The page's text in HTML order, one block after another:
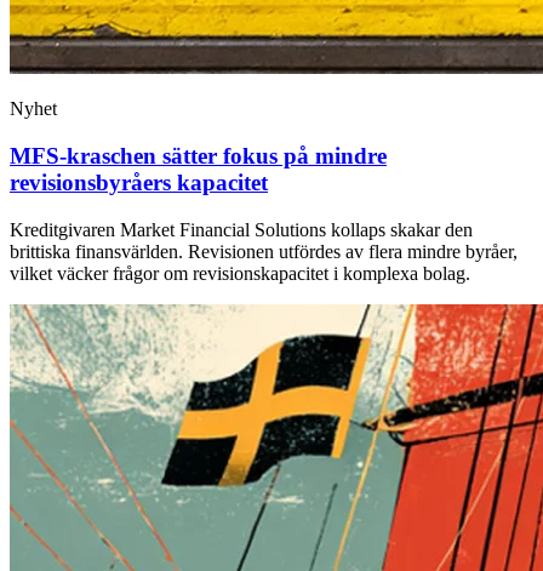
Nyhet
MFS‑kraschen sätter fokus på mindre
revisionsbyråers kapacitet
Kreditgivaren Market Financial Solutions kollaps skakar den
brittiska finansvärlden. Revisionen utfördes av flera mindre byråer,
vilket väcker frågor om revisionskapacitet i komplexa bolag.